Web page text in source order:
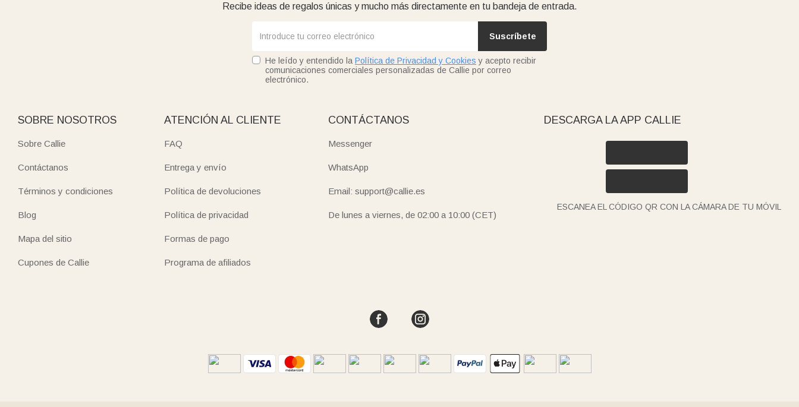
Recibe ideas de regalos únicas y mucho más directamente en tu bandeja de entrada.
Suscríbete
He leído y entendido la Política de Privacidad y Cookies y acepto recibir
comunicaciones comerciales personalizadas de Callie por correo
electrónico.
SOBRE NOSOTROS
Sobre Callie
Contáctanos
Términos y condiciones
Blog
Mapa del sitio
Cupones de Callie
ATENCIÓN AL CLIENTE
FAQ
Entrega y envío
Política de devoluciones
Política de privacidad
Formas de pago
Programa de afiliados
CONTÁCTANOS
Messenger
WhatsApp
Email: support@callie.es
De lunes a viernes, de 02:00 a 10:00 (CET)
DESCARGA LA APP CALLIE
ESCANEA EL CÓDIGO QR CON LA CÁMARA DE TU MÓVIL